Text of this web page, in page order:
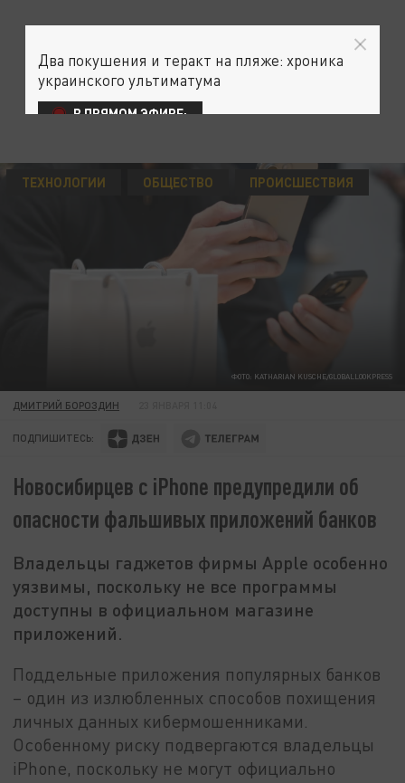
ФОТО: KATHARIAN KUSCHE/GLOBALLOOKPRESS
ТЕХНОЛОГИИ ОБЩЕСТВО ПРОИСШЕСТВИЯ
ДМИТРИЙ БОРОЗДИН
ПОДПИШИТЕСЬ:
Новосибирцев с iPhone предупредили об
опасности фальшивых приложений банков
Владельцы гаджетов фирмы Apple особенно
уязвимы, поскольку не все программы
доступны в официальном магазине
приложений.
Поддельные приложения популярных банков
– один из излюбленных способов похищения
личных данных кибермошенниками.
Особенному риску подвергаются владельцы
iPhone, поскольку не могут официально
Два покушения и теракт на пляже: хроника
украинского ультиматума
В ПРЯМОМ ЭФИРЕ: